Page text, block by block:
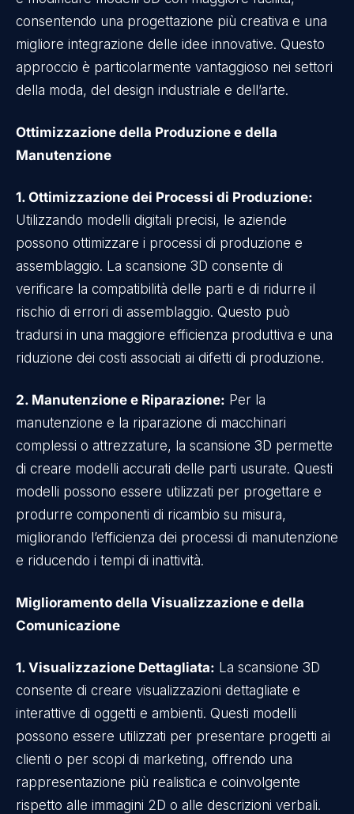
consentendo una progettazione più creativa e una
migliore integrazione delle idee innovative. Questo
approccio è particolarmente vantaggioso nei settori
della moda, del design industriale e dell’arte.
Ottimizzazione della Produzione e della
Manutenzione
1. Ottimizzazione dei Processi di Produzione:
Utilizzando modelli digitali precisi, le aziende
possono ottimizzare i processi di produzione e
assemblaggio. La scansione 3D consente di
verificare la compatibilità delle parti e di ridurre il
rischio di errori di assemblaggio. Questo può
tradursi in una maggiore efficienza produttiva e una
riduzione dei costi associati ai difetti di produzione.
2. Manutenzione e Riparazione: Per la
manutenzione e la riparazione di macchinari
complessi o attrezzature, la scansione 3D permette
di creare modelli accurati delle parti usurate. Questi
modelli possono essere utilizzati per progettare e
produrre componenti di ricambio su misura,
migliorando l’efficienza dei processi di manutenzione
e riducendo i tempi di inattività.
Miglioramento della Visualizzazione e della
Comunicazione
1. Visualizzazione Dettagliata: La scansione 3D
consente di creare visualizzazioni dettagliate e
interattive di oggetti e ambienti. Questi modelli
possono essere utilizzati per presentare progetti ai
clienti o per scopi di marketing, offrendo una
rappresentazione più realistica e coinvolgente
rispetto alle immagini 2D o alle descrizioni verbali.